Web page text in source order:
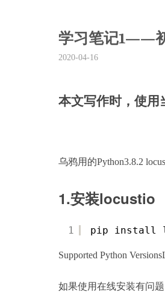
学习笔记1——
2020-04-16
本文写作时，使用
乌鸦用的Python3.8.2
1.安装locustio
1 pip install
Supported Python
如果使用在线安装有问